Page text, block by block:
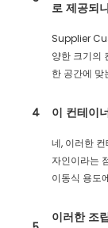
로 제공되
Supplier
양한 크기의
한 공간에 맞
4 이 컨테이
네, 이러한
자인이라는
이동식 용도
이러한 조